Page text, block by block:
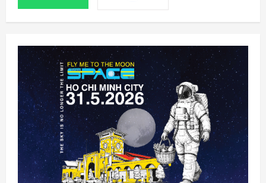
2
Ba công ty điển hình phát triển công nghệ
trồng cây trên Mặt Trăng
7 Tháng 8 2026, 12:00
Meta ra mắt tác nhân AI lập trình, cạnh